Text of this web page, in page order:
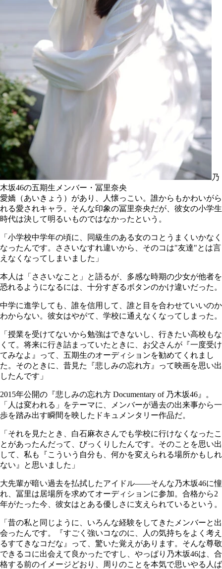
乃
木坂46の五期生メンバー・冨里奈央
愛嬌（あいきょう）があり、人懐っこい。誰からもかわいがら
れる愛されキャラ。そんな印象の冨里奈央だが、彼女の小学生
時代は決して明るいものではなかったという。
「小学校中学年の頃に、同級生のある女のコとうまくいかなく
なったんです。ささいなすれ違いから、そのコは"友達"とは言
えなくなってしまいました」
本人は「ささいなこと」と語るが、多感な時期の少女が他者を
恐れるようになるには、十分すぎるボタンのかけ違いだった。
中学に進学しても、誰を信用して、誰と目を合わせていいのか
わからない。彼女はやがて、学校に通えなくなってしまった。
「授業を受けてないから勉強はできないし、行きたい高校もな
くて。将来に行き詰まっていたときに、お父さんが『一度受け
てみなよ』って、五期生のオーディションを勧めてくれまし
た。そのときに、昔見た『悲しみの忘れ方』って映画を思い出
したんです」
2015年公開の『悲しみの忘れ方 Documentary of 乃木坂46』。
「人は変われる」をテーマに、メンバーが過去の出来事から一
歩を踏み出す瞬間を映したドキュメンタリー作品だ。
「それを見たとき、白石麻衣さんでも学校に行けなくなったこ
とがあったんだって、びっくりしたんです。そのことを思い出
して、私も『こういう自分も、何かを変えられる場所かもしれ
ない』と思いました」
大先輩が暗い過去を払拭したアイドル――そんな乃木坂46に憧
れ、冨里は居場所を求めてオーディションに参加。合格から2
年がたった今、彼女はとある優しさに支えられているという。
「昔の私と同じように、いろんな経験をしてきたメンバーと出
会ったんです。『すごく強いコなのに、人の気持ちをよく考え
るすてきなコだな』って、驚いた覚えがあります。そんな尊敬
できるコに出会えて良かったですし、やっぱり乃木坂46は、合
格する前のイメージどおり、周りのことを本気で思いやる人ば